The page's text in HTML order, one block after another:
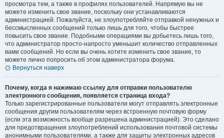
просмотра тем, а также в профилях пользователей. Напрямую вы не
можете изменить свое звание, поскольку они устанавливаются
администрацией. Пожалуйста, не злоупотребляйте отправкой ненужных и
бессмысленных сообщений только лишь для того, чтобы быстрее
повысить свое звание. Подобными операциями вы добьетесь лишь того,
что администратор просто-напросто уменьшит количество отправленных
вами сообщений. Но если вы очень хотите изменить свое звание, то
можете лично попросить об этом администратора форума.
Вернуться наверх
Почему, когда я нажимаю ссылку для отправки пользователю
электронного сообщения, появляется страница входа?
Только зарегистрированные пользователи могут отправлять электронные
сообщения другим пользователям через встроенную почтовую форму
(если эта возможность вообще разрешена администрацией). Это сделано
для предотвращения злоупотреблений использования почтовой системы
анонимными пользователями, а также для защиты электронных адресов